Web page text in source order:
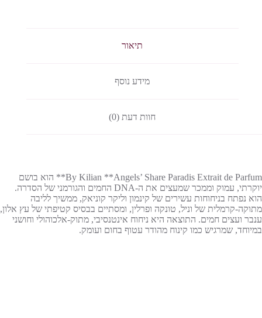
תיאור
מידע נוסף
חוות דעת (0)
By Kilian **Angels’ Share Paradis Extrait de Parfum** הוא בושם
יוקרתי, עמוק וממכר שמעצים את ה‑DNA החמים והגורמני של הסדרה.
הוא נפתח בניחוחות עשירים של קינמון וליקר קוניאק, ממשיך לליבה
מתוקה‑קרמלית של וניל, טונקה ופרלין, ומסתיים בבסיס קטיפתי של עץ אלון,
ענבר ועצים חמים. התוצאה היא ניחוח אינטנסיבי, מתוק‑אלכוהולי וחושני
במיוחד, שמרגיש כמו קינוח מהודר עטוף בחום ועומק.